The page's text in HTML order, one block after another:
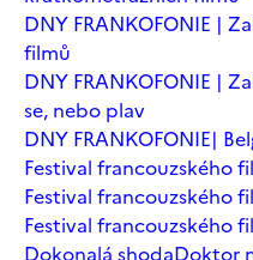
DNY FRANKOFONIE |
filmů
DNY FRANKOFONIE |
se, nebo plav
DNY FRANKOFONIE|
Festival francouzského
Festival francouzského
Festival francouzského
Dokonalá shodaDoktor